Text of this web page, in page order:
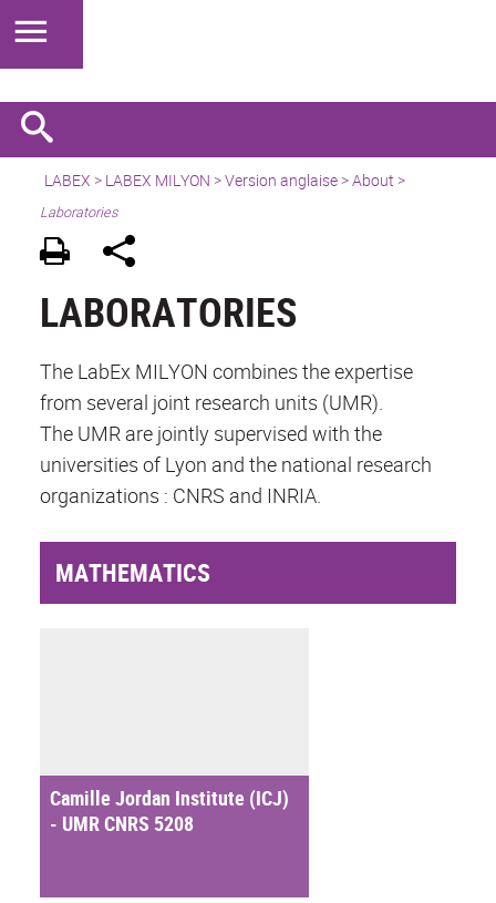
LABEX > LABEX MILYON >Version anglaise>About >
Laboratories
LABORATORIES
The LabEx MILYON combines the expertise
from several joint research units (UMR).
The UMR are jointly supervised with the
universities of Lyon and the national research
organizations : CNRS and INRIA.
MATHEMATICS
Camille Jordan Institute (ICJ)
- UMR CNRS 5208